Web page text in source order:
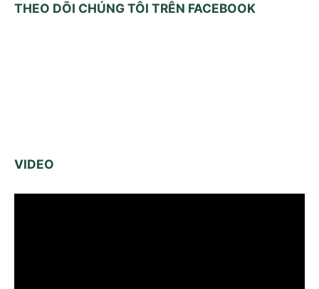
THEO DÕI CHÚNG TÔI TRÊN FACEBOOK
VIDEO